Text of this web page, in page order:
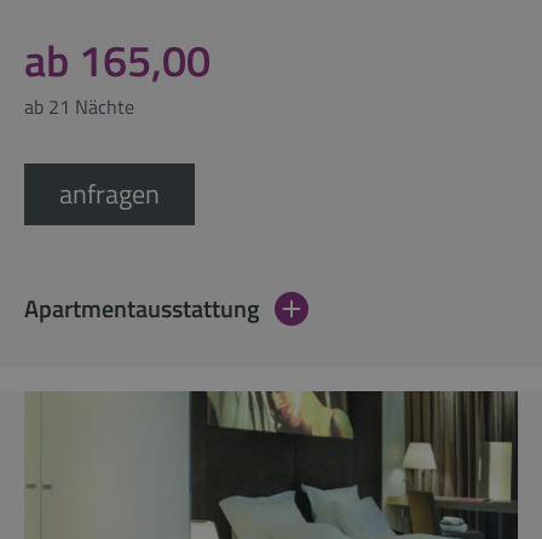
ab 165,00
ab 21 Nächte
anfragen
Apartmentausstattung